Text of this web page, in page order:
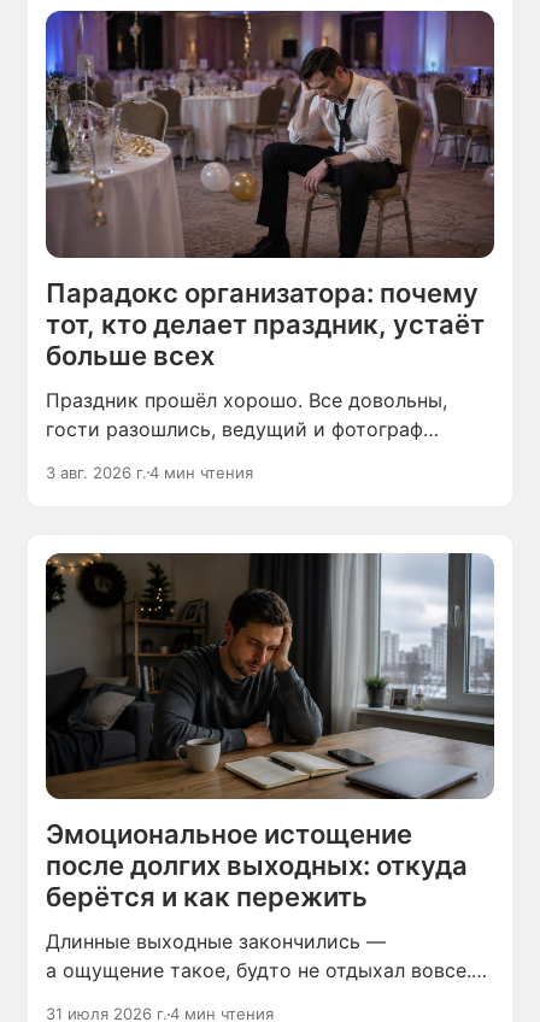
Парадокс организатора: почему
тот, кто делает праздник, устаёт
больше всех
Праздник прошёл хорошо. Все довольны,
гости разошлись, ведущий и фотограф
это организовал, сидит в опустевшей
3 авг. 2026 г.4 мин чтения
Эмоциональное истощение
после долгих выходных: откуда
берётся и как пережить
Длинные выходные закончились —
а ощущение такое, будто не отдыхал вовсе.
31 июля 2026 г.4 мин чтения